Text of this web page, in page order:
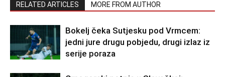
RELATED ARTICLES MORE FROM AUTHOR
Bokelj čeka Sutjesku pod Vrmcem:
jedni jure drugu pobjedu, drugi izlaz iz
serije poraza